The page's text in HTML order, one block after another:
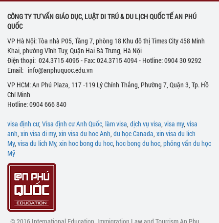
CÔNG TY TƯ VẤN GIÁO DỤC, LUẬT DI TRÚ & DU LỊCH QUỐC TẾ AN PHÚ
QUỐC
VP Hà Nội: Tòa nhà P05, Tầng 7, phòng 18 Khu đô thị Times City 458 Minh
Khai, phường Vĩnh Tuy, Quận Hai Bà Trưng, Hà Nội
Điện thoại: 024.3715 4095 - Fax: 024.3715 4094 - Hotline: 0904 30 9292
Email: info@anphuquoc.edu.vn
VP HCM: An Phú Plaza, 117 -119 Lý Chính Thắng, Phường 7, Quận 3, Tp. Hồ
Chí Minh
Hotline: 0904 666 840
visa định cư, Visa định cư Anh Quốc, làm visa, dịch vụ visa, visa my, visa
anh, xin visa di my, xin visa du hoc Anh, du học Canada, xin visa du lich
My, visa du lich My, xin hoc bong du hoc, hoc bong du hoc, phỏng vấn du học
Mỹ